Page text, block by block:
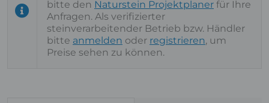
bitte den Naturstein Projektplaner für Ihre
Anfragen. Als verifizierter
steinverarbeitender Betrieb bzw. Händler
bitte anmelden oder registrieren, um
Preise sehen zu können.